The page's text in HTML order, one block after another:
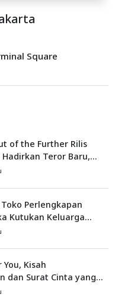
Square
of the Further Rilis
Hadirkan Teror Baru,
ke Dunia Manusia
Perlengkapan
Kutukan Keluarga
Teror yang
You, Kisah
dan Surat Cinta yang